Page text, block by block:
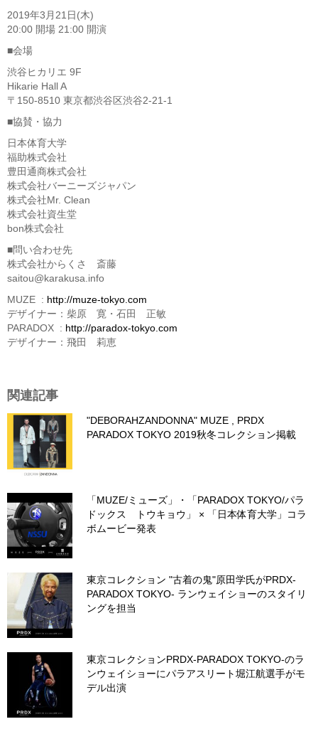
2019年3月21日(木)
20:00 開場 21:00 開演
■会場
渋谷ヒカリエ 9F
Hikarie Hall A
〒150-8510 東京都渋谷区渋谷2-21-1
■協賛・協力
日本体育大学
福助株式会社
豊田通商株式会社
株式会社バーニーズジャパン
株式会社Mr. Clean
株式会社資生堂
bon株式会社
■問い合わせ先
株式会社からくさ 斎藤
saitou@karakusa.info
MUZE : http://muze-tokyo.com
デザイナー：柴原 寛・石田 正敏
PARADOX : http://paradox-tokyo.com
デザイナー：飛田 莉恵
関連記事
"DEBORAHZANDONNA" MUZE , PRDX
PARADOX TOKYO 2019秋冬コレクション掲載
「MUZE/ミューズ」・「PARADOX TOKYO/パラ
ドックス トウキョウ」 × 「日本体育大学」コラ
ボムービー発表
東京コレクション "古着の鬼"原田学氏がPRDX-
PARADOX TOKYO- ランウェイショーのスタイリ
ングを担当
東京コレクションPRDX-PARADOX TOKYO-のラ
ンウェイショーにパラアスリート堀江航選手がモ
デル出演